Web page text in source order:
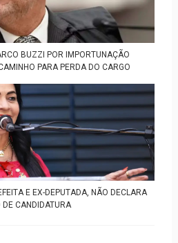
BUZZI POR IMPORTUNAÇÃO
PARA PERDA DO CARGO
E EX-DEPUTADA, NÃO DECLARA
DE CANDIDATURA